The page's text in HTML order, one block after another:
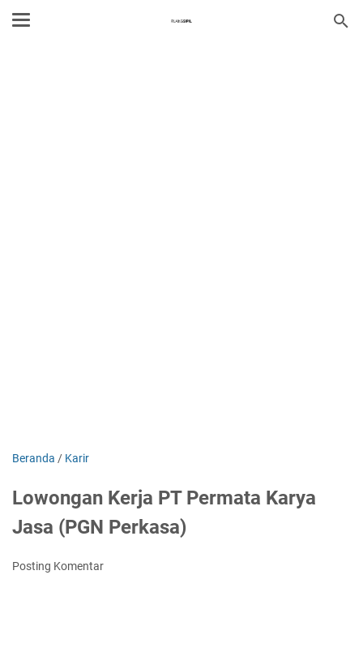
Beranda / Karir
Lowongan Kerja PT Permata Karya
Jasa (PGN Perkasa)
Posting Komentar